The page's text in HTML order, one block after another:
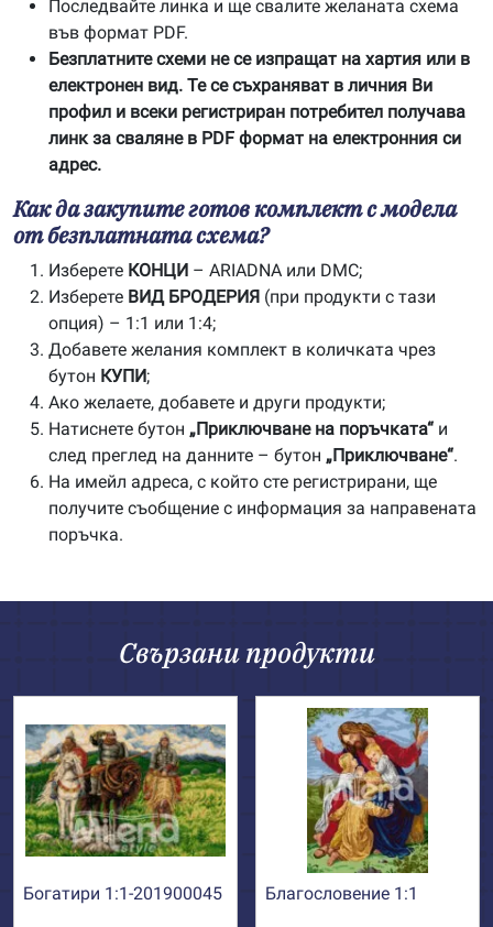
Последвайте линка и ще свалите желаната схема
във формат PDF.
Безплатните схеми не се изпращат на хартия или в
електронен вид. Те се съхраняват в личния Ви
профил и всеки регистриран потребител получава
линк за сваляне в PDF формат на електронния си
адрес.
Как да закупите готов комплект с модела
от безплатната схема?
Изберете КОНЦИ – ARIADNA или DMC;
Изберете ВИД БРОДЕРИЯ (при продукти с тази
опция) – 1:1 или 1:4;
Добавете желания комплект в количката чрез
бутон КУПИ;
Ако желаете, добавете и други продукти;
Натиснете бутон „Приключване на поръчката“ и
след преглед на данните – бутон „Приключване“.
На имейл адреса, с който сте регистрирани, ще
получите съобщение с информация за направената
поръчка.
Свързани продукти
Богатири 1:1-201900045 Благословение 1:1